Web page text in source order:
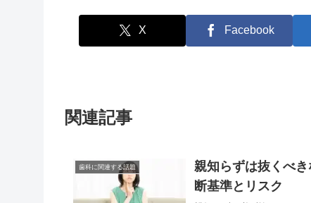
X Facebook
関連記事
歯科に関連する話題
親知らずは抜くべ
断基準とリスク